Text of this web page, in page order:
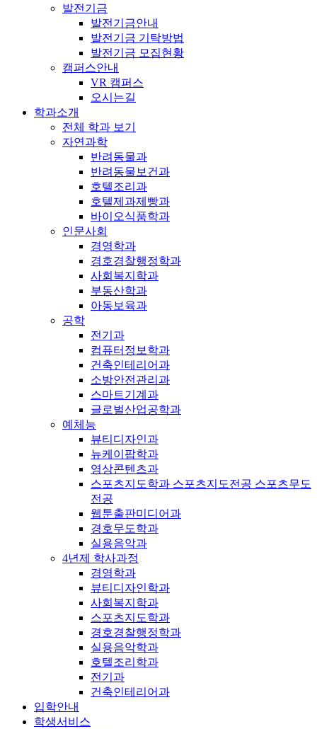
발전기금
발전기금안내
발전기금 기탁방법
발전기금 모집현황
캠퍼스안내
VR 캠퍼스
오시는길
학과소개
전체 학과 보기
자연과학
반려동물과
반려동물보건과
호텔조리과
호텔제과제빵과
바이오식품학과
인문사회
경영학과
경호경찰행정학과
사회복지학과
부동산학과
아동보육과
공학
전기과
컴퓨터정보학과
건축인테리어과
소방안전관리과
스마트기계과
글로벌산업공학과
예체능
뷰티디자인과
뉴케이팝학과
영상콘텐츠과
스포츠지도학과 스포츠지도전공 스포츠무도
전공
웹툰출판미디어과
경호무도학과
실용음악과
4년제 학사과정
경영학과
뷰티디자인학과
사회복지학과
스포츠지도학과
경호경찰행정학과
실용음악학과
호텔조리학과
전기과
건축인테리어과
입학안내
학생서비스